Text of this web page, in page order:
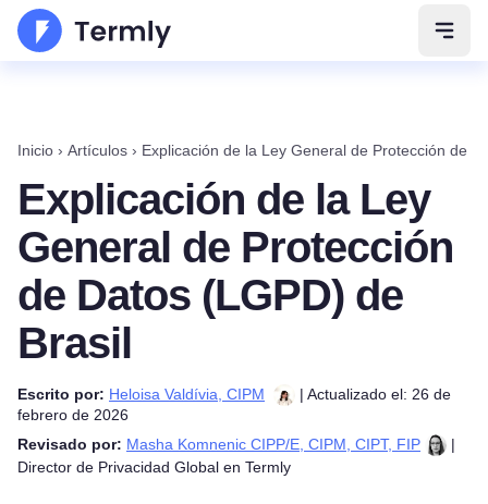
Abrir
Inicio › Artículos › Explicación de la Ley General de Protección de
Explicación de la Ley
General de Protección
de Datos (LGPD) de
Brasil
Escrito por: Heloisa Valdívia, CIPM
| Actualizado el: 26 de
febrero de 2026
Revisado por: Masha Komnenic CIPP/E, CIPM, CIPT, FIP
|
Director de Privacidad Global en Termly